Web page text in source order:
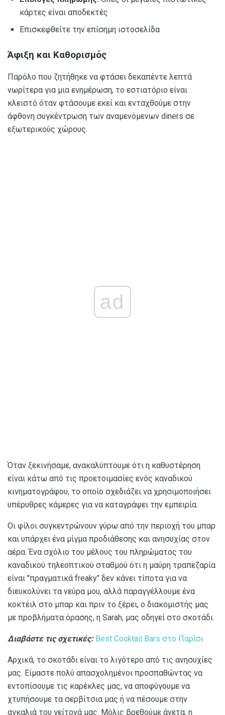
κάρτες είναι αποδεκτές
Επισκεφθείτε την επίσημη ιστοσελίδα
Άφιξη και Καθορισμός
Παρόλο που ζητήθηκε να φτάσει δεκαπέντε λεπτά
νωρίτερα για μια ενημέρωση, το εστιατόριο είναι
κλειστό όταν φτάσουμε εκεί και ενταχθούμε στην
άφθονη συγκέντρωση των αναμενόμενων diners σε
εξωτερικούς χώρους.
ad
Όταν ξεκινήσαμε, ανακαλύπτουμε ότι η καθυστέρηση
είναι κάτω από τις προετοιμασίες ενός καναδικού
κινηματογράφου, το οποίο σχεδιάζει να χρησιμοποιήσει
υπέρυθρες κάμερες για να καταγράψει την εμπειρία.
Οι φίλοι συγκεντρώνουν γύρω από την περιοχή του μπαρ
και υπάρχει ένα μίγμα προδιάθεσης και ανησυχίας στον
αέρα. Ένα σχόλιο του μέλους του πληρώματος του
καναδικού τηλεοπτικού σταθμού ότι η μαύρη τραπεζαρία
είναι "πραγματικά freaky" δεν κάνει τίποτα για να
διευκολύνει τα νεύρα μου, αλλά παραγγέλλουμε ένα
κοκτέιλ στο μπαρ και πριν το ξέρει, ο διακομιστής μας
με προβλήματα όρασης, η Sarah, μας οδηγεί στο σκοτάδι.
Διαβάστε τις σχετικές: Best Cocktail Bars στο Παρίσι
Αρχικά, το σκοτάδι είναι το λιγότερο από τις ανησυχίες
μας. Είμαστε πολύ απασχολημένοι προσπαθώντας να
εντοπίσουμε τις καρέκλες μας, να αποφύγουμε να
χτυπήσουμε τα σερβίτσια μας ή να πέσουμε στην
αγκαλιά του γείτονά μας. Μόλις βρεθούμε άνετα, η